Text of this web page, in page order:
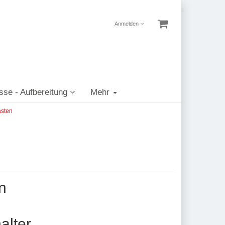
Anmelden
- Aufbereitung Mehr